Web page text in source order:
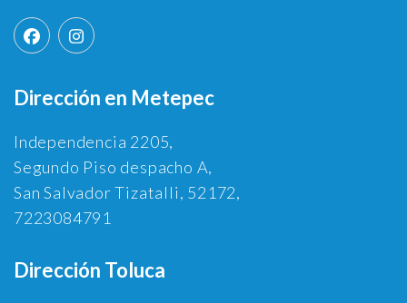
Dirección en Metepec
Independencia 2205,
Segundo Piso despacho A,
San Salvador Tizatalli, 52172,
7223084791
Dirección Toluca